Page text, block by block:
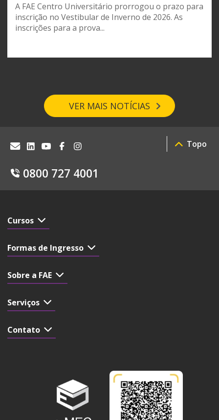
A FAE Centro Universitário prorrogou o prazo para
inscrição no Vestibular de Inverno de 2026. As
inscrições para a prova...
VER MAIS NOTÍCIAS
0800 727 4001
Topo
Cursos
Formas de Ingresso
Sobre a FAE
Serviços
Contato